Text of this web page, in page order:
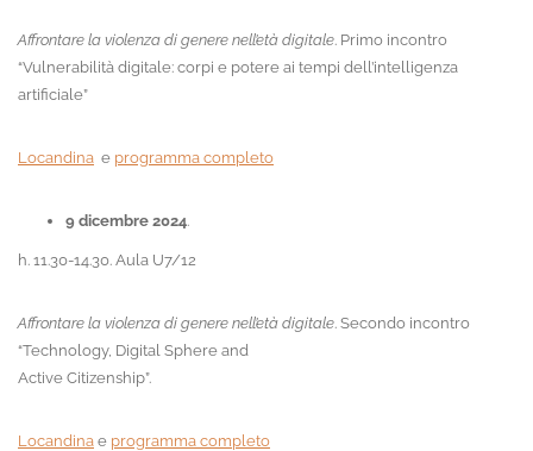
Affrontare la violenza di genere nell’età digitale. Primo incontro
“Vulnerabilità digitale: corpi e potere ai tempi dell’intelligenza
artificiale”
Locandina e programma completo
9 dicembre 2024.
h. 11.30-14.30. Aula U7/12
Affrontare la violenza di genere nell’età digitale. Secondo incontro
“Technology, Digital Sphere and
Active Citizenship”.
Locandinae programma completo